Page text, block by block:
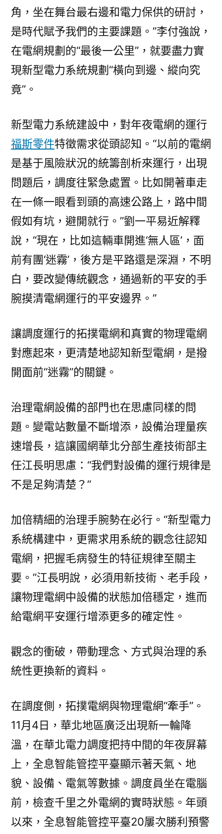
角，坐在舞台最右邊和電力保供的研討，
是時代賦予我們的主要課題。”李付強說，
在電網規劃的“最後一公里”，就要盡力實
現新型電力系統規劃“橫向到邊、縱向究
竟”。
新型電力系統建設中，對年夜電網的運行
福斯零件特徵需求從頭認知。“以前的電網
是基于風險狀況的統籌剖析來運行，出現
問題后，調度往緊急處置。比如開著車走
在一條一眼看到頭的高速公路上，路中間
假如有坑，避開就行。”劉一平易近解釋
說，“現在，比如這輛車開進‘無人區’，面
前有團‘迷霧’，後方是平路還是深淵，不明
白，要改變傳統觀念，通過新的平安的手
腕摸清電網運行的平安邊界。”
讓調度運行的拓撲電網和真實的物理電網
對應起來，更清楚地認知新型電網，是撥
開面前“迷霧”的關鍵。
治理電網設備的部門也在思慮同樣的問
題。變電站數量不斷增添，設備治理量疾
速增長，這讓國網華北分部生產技術部主
任江長明思慮：“我們對設備的運行規律是
不是足夠清楚？”
加倍精細的治理手腕勢在必行。“新型電力
系統構建中，更需求用系統的觀念往認知
電網，把握毛病發生的特征規律至關主
要。”江長明說，必須用新技術、老手段，
讓物理電網中設備的狀態加倍穩定，進而
給電網平安運行增添更多的確定性。
觀念的衝破，帶動理念、方式與治理的系
統性更換新的資料。
在調度側，拓撲電網與物理電網“牽手”。
11月4日，華北地區廣泛出現新一輪降
溫，在華北電力調度把持中間的年夜屏幕
上，全息智能管控平臺顯示著天氣、地
貌、設備、電氣等數據。調度員坐在電腦
前，檢查千里之外電網的實時狀態。年頭
以來，全息智能管控平臺20屢次勝利預警